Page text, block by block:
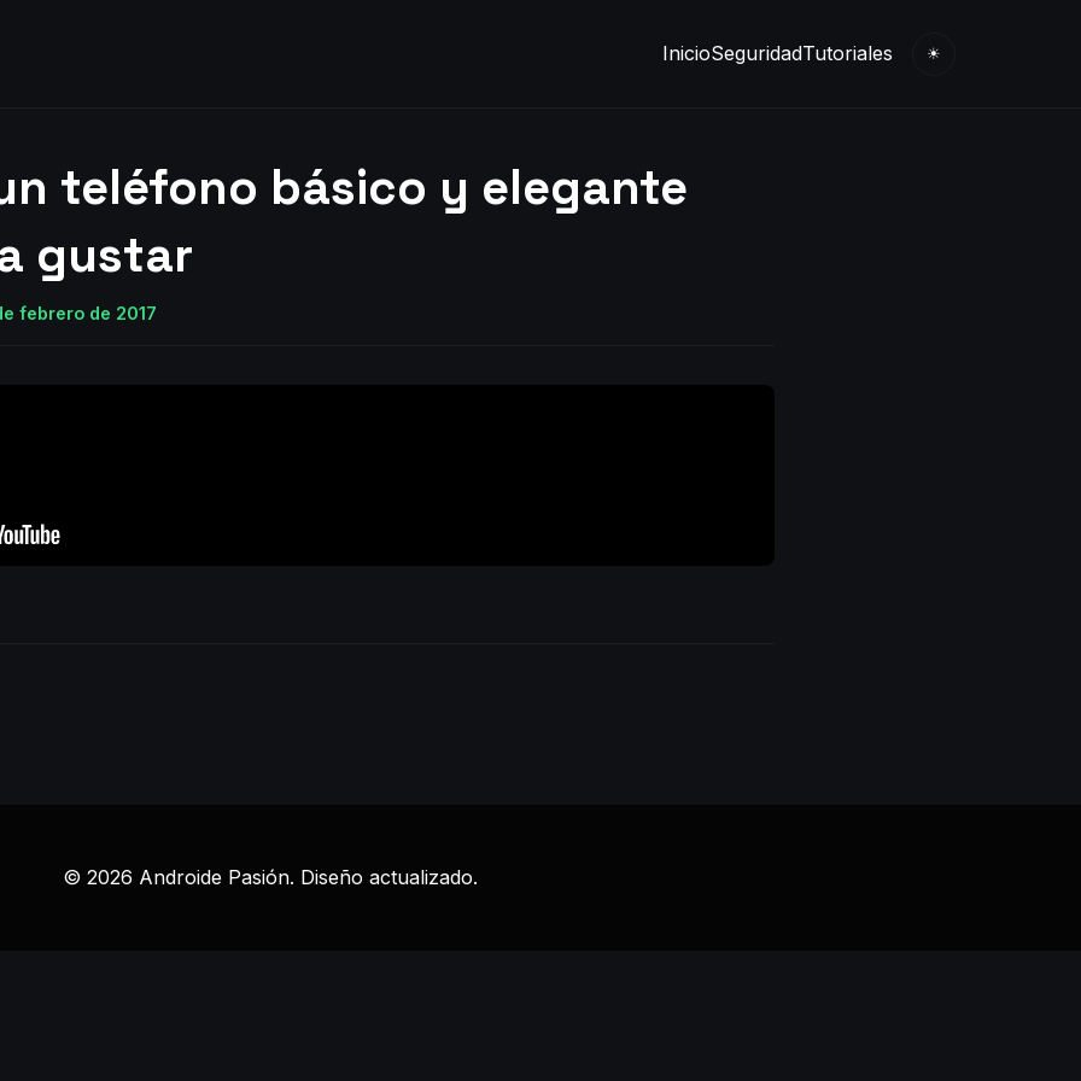
InicioSeguridadTutoriales ☀
teléfono básico y elegante
gustar
febrero de 2017
© 2026 Androide Pasión. Diseño actualizado.